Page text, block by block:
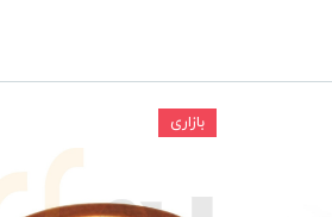
بازاری